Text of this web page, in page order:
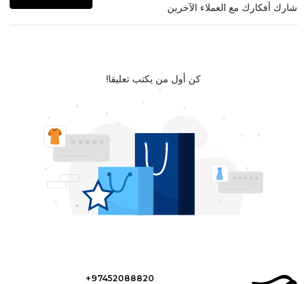
شارك أفكارك مع العملاء الآخرين
كن أول من يكتب تعليقا!
+97452088820